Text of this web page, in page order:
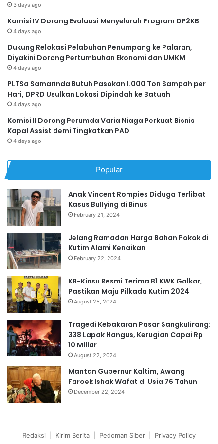
3 days ago
Komisi IV Dorong Evaluasi Menyeluruh Program DP2KB
4 days ago
Dukung Relokasi Pelabuhan Penumpang ke Palaran,
Diyakini Dorong Pertumbuhan Ekonomi dan UMKM
4 days ago
PLTSa Samarinda Butuh Pasokan 1.000 Ton Sampah per
Hari, DPRD Usulkan Lokasi Dipindah ke Batuah
4 days ago
Komisi II Dorong Perumda Varia Niaga Perkuat Bisnis
Kapal Assist demi Tingkatkan PAD
4 days ago
Popular
Anak Vincent Rompies Diduga Terlibat
Kasus Bullying di Binus
February 21, 2024
Jelang Ramadan Harga Bahan Pokok di
Kutim Alami Kenaikan
February 22, 2024
KB-Kinsu Resmi Terima B1 KWK Golkar,
Pastikan Maju Pilkada Kutim 2024
August 25, 2024
Tragedi Kebakaran Pasar Sangkulirang:
338 Lapak Hangus, Kerugian Capai Rp
10 Miliar
August 22, 2024
Mantan Gubernur Kaltim, Awang
Faroek Ishak Wafat di Usia 76 Tahun
December 22, 2024
Redaksi Kirim Berita Pedoman Siber Privacy Policy